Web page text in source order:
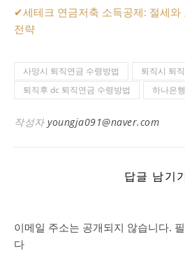
✔세테크 연금저축 소득공제: 절세와
전략
사망시 퇴직연금 수령방법
퇴직시 퇴
퇴직후 dc 퇴직연금 수령방법
하나은
작성자 youngja091@naver.com
답글 남기기
이메일 주소는 공개되지 않습니다.
다